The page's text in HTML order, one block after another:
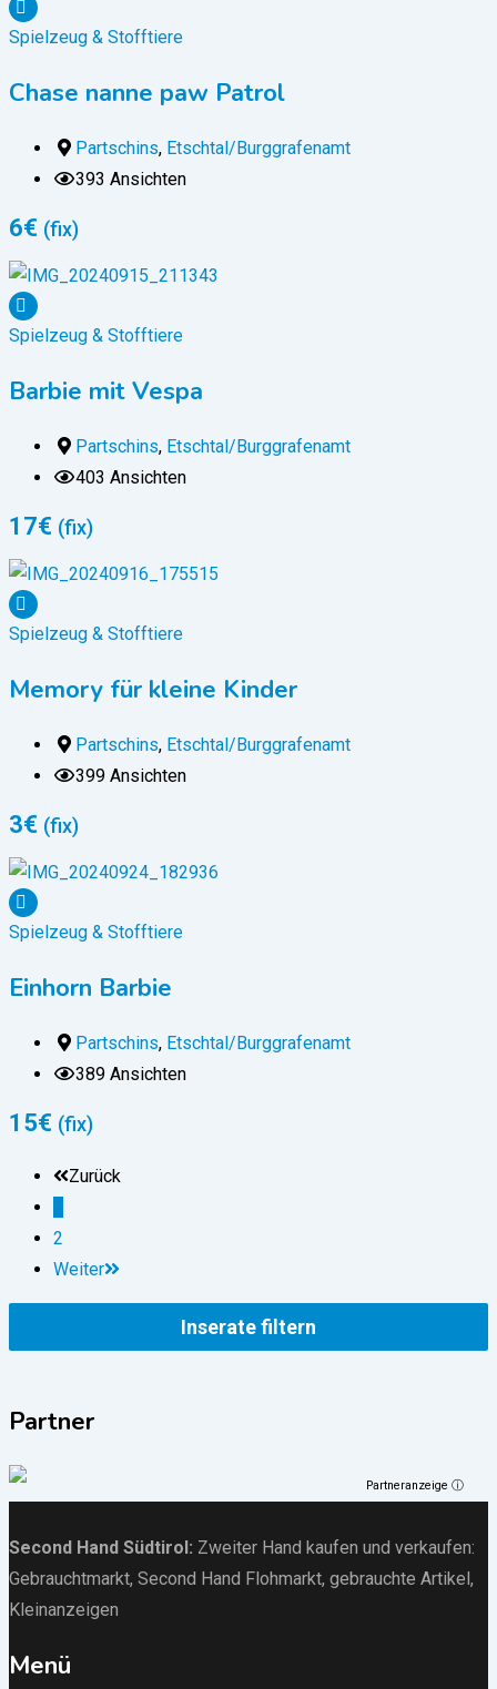
Spielzeug & Stofftiere
Chase nanne paw Patrol
Partschins, Etschtal/Burggrafenamt
393 Ansichten
6€ (fix)
Spielzeug & Stofftiere
Barbie mit Vespa
Partschins, Etschtal/Burggrafenamt
403 Ansichten
17€ (fix)
Spielzeug & Stofftiere
Memory für kleine Kinder
Partschins, Etschtal/Burggrafenamt
399 Ansichten
3€ (fix)
Spielzeug & Stofftiere
Einhorn Barbie
Partschins, Etschtal/Burggrafenamt
389 Ansichten
15€ (fix)
Zurück
2
Weiter
Inserate filtern
Partner
Partneranzeige ⓘ
Second Hand Südtirol : Zweiter Hand kaufen und verkaufen:
Gebrauchtmarkt, Second Hand Flohmarkt, gebrauchte Artikel ,
Kleinanzeigen
Menü